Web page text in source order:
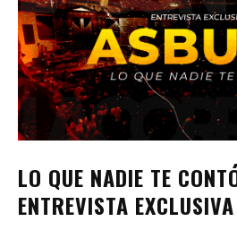
LO QUE NADIE TE
ENTREVISTA EXCLUSIVA